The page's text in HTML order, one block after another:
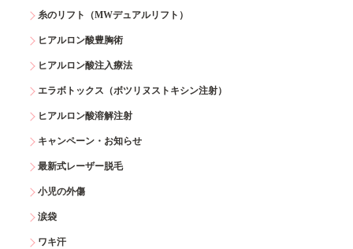
糸のリフト（MWデュアルリフト）
ヒアルロン酸豊胸術
ヒアルロン酸注入療法
エラボトックス（ボツリヌストキシン注射）
ヒアルロン酸溶解注射
キャンペーン・お知らせ
最新式レーザー脱毛
小児の外傷
涙袋
ワキ汗